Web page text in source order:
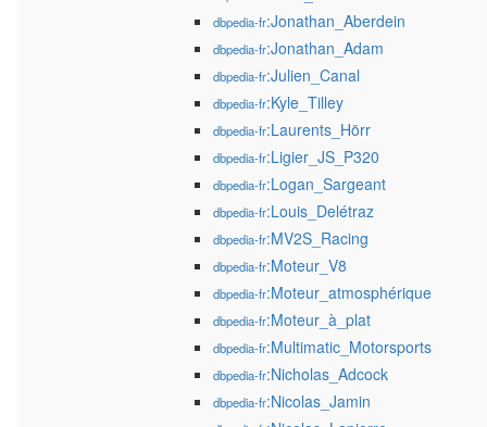
dbpedia-fr:Jonathan_Aberdein
dbpedia-fr:Jonathan_Adam
dbpedia-fr:Julien_Canal
dbpedia-fr:Kyle_Tilley
dbpedia-fr:Laurents_Hörr
dbpedia-fr:Ligier_JS_P320
dbpedia-fr:Logan_Sargeant
dbpedia-fr:Louis_Delétraz
dbpedia-fr:MV2S_Racing
dbpedia-fr:Moteur_V8
dbpedia-fr:Moteur_atmosphérique
dbpedia-fr:Moteur_à_plat
dbpedia-fr:Multimatic_Motorsports
dbpedia-fr:Nicholas_Adcock
dbpedia-fr:Nicolas_Jamin